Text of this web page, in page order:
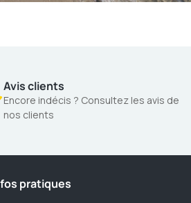
Avis clients
Encore indécis ? Consultez les avis de
nos clients
pratiques